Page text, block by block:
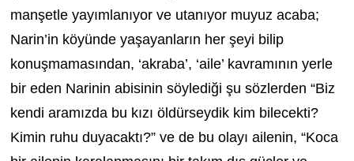
manşetle yayımlanıyor ve utanıyor muyuz acaba;
Narin’in köyünde yaşayanların her şeyi bilip
konuşmamasından, ‘akraba’, ‘aile’ kavramının yerle
bir eden Narinin abisinin söylediği şu sözlerden “Biz
kendi aramızda bu kızı öldürseydik kim bilecekti?
Kimin ruhu duyacaktı?” ve de bu olayı ailenin, “Koca